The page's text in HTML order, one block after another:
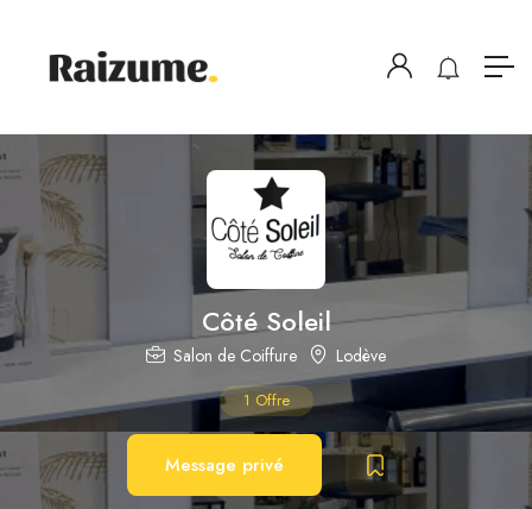
Côté Soleil
Salon de Coiffure Lodève
1 Offre
Message privé